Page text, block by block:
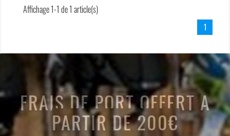
Affichage 1-1 de 1 article(s)
1
FRAIS DE PORT OFFERT A
PARTIR DE 200€